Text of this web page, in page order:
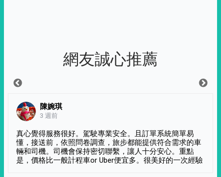
網友誠心推薦
陳婉琪
3 週前
真心覺得服務很好。駕駛專業安全。且訂單系統簡單易
懂，接送前，依照問卷調查，旅步都能提供符合需求的車
輛和司機。司機會保持密切聯繫，讓人十分安心。重點
是，價格比一般計程車or Uber便宜多。很美好的一次經驗